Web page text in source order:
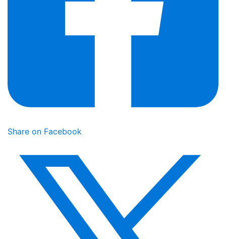
Share on Facebook